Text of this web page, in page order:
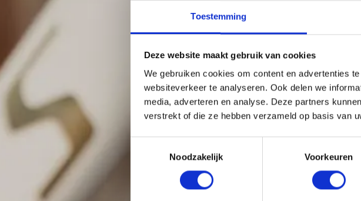
Toestemming
Deze website maakt gebruik van cookies
We gebruiken cookies om content en advertenties
websiteverkeer te analyseren. Ook delen we
media, adverteren en analyse. Deze partners
verstrekt of die ze hebben verzameld op basis van
Noodzakelijk
Voorkeuren